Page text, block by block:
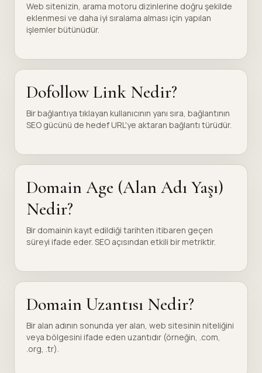
Web sitenizin, arama motoru dizinlerine doğru şekilde
eklenmesi ve daha iyi sıralama alması için yapılan
işlemler bütünüdür.
Dofollow Link Nedir?
Bir bağlantıya tıklayan kullanıcının yanı sıra, bağlantının
SEO gücünü de hedef URL'ye aktaran bağlantı türüdür.
Domain Age (Alan Adı Yaşı)
Nedir?
Bir domainin kayıt edildiği tarihten itibaren geçen
süreyi ifade eder. SEO açısından etkili bir metriktir.
Domain Uzantısı Nedir?
Bir alan adının sonunda yer alan, web sitesinin niteliğini
veya bölgesini ifade eden uzantıdır (örneğin, .com,
.org, .tr).